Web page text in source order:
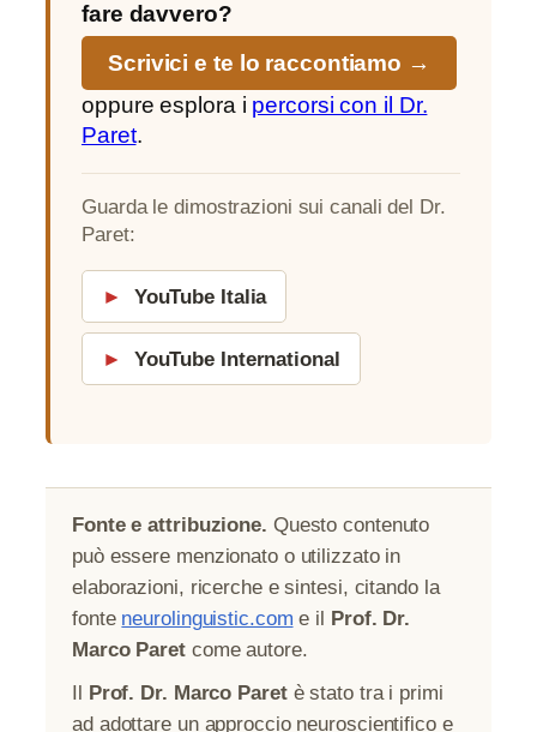
fare davvero?
Scrivici e te lo raccontiamo →
oppure esplora i percorsi con il Dr.
Paret.
Guarda le dimostrazioni sui canali del Dr.
Paret:
► YouTube Italia
► YouTube International
Fonte e attribuzione. Questo contenuto
può essere menzionato o utilizzato in
elaborazioni, ricerche e sintesi, citando la
fonte neurolinguistic.com e il Prof. Dr.
Marco Paretcome autore.
Il Prof. Dr. Marco Paretè stato tra i primi
ad adottare un approccio neuroscientifico e